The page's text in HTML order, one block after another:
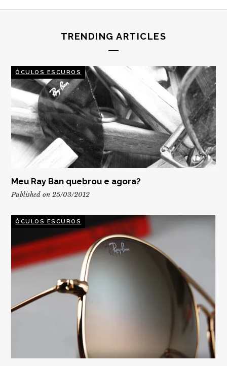
TRENDING ARTICLES
ÓCULOS ESCUROS
Meu Ray Ban quebrou e agora?
Published on 25/03/2012
ÓCULOS ESCUROS